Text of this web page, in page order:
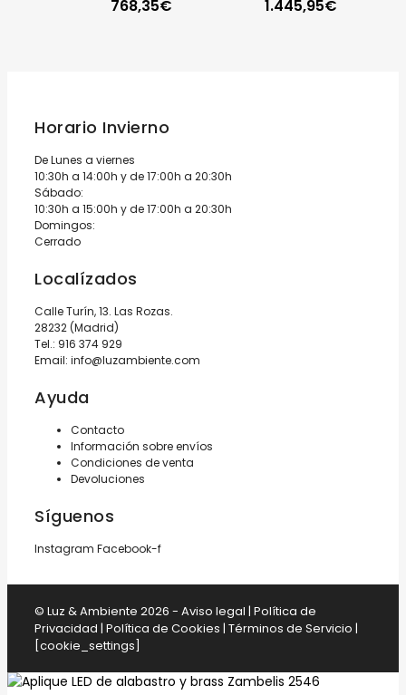
768,35€ 1.445,95€
Horario Invierno
De Lunes a viernes
10:30h a 14:00h y de 17:00h a 20:30h
Sábado:
10:30h a 15:00h y de 17:00h a 20:30h
Domingos:
Cerrado
Localízados
Calle Turín, 13. Las Rozas.
28232 (Madrid)
Tel.: 916 374 929
Email: info@luzambiente.com
Ayuda
Contacto
Información sobre envíos
Condiciones de venta
Devoluciones
Síguenos
Instagram Facebook-f
© Luz & Ambiente 2026 - Aviso legal | Política de
Privacidad | Política de Cookies | Términos de Servicio |
[cookie_settings]